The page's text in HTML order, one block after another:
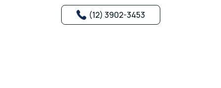
(12) 3902-3453